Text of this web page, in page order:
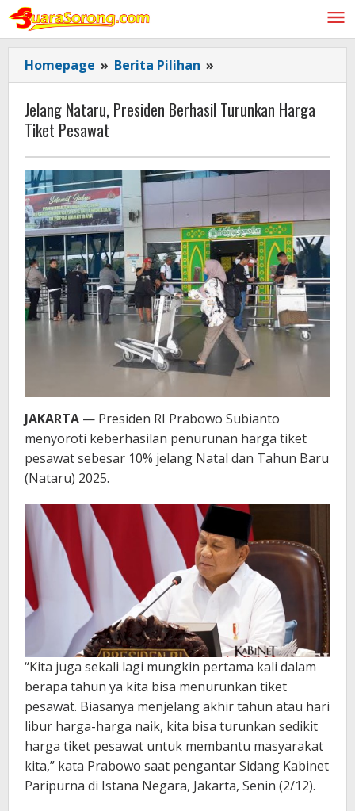
Lewati
konten
Homepage » Berita Pilihan »
Nataru,
Presiden
Berhasil
Harga
Tiket
Pesawat
Jelang Nataru, Presiden Berhasil Turunkan Harga
Tiket Pesawat
JAKARTA — Presiden RI Prabowo Subianto
menyoroti keberhasilan penurunan harga tiket
pesawat sebesar 10% jelang Natal dan Tahun Baru
(Nataru) 2025.
“Kita juga sekali lagi mungkin pertama kali dalam
berapa tahun ya kita bisa menurunkan tiket
pesawat. Biasanya menjelang akhir tahun atau hari
libur harga-harga naik, kita bisa turunkan sedikit
harga tiket pesawat untuk membantu masyarakat
kita,” kata Prabowo saat pengantar Sidang Kabinet
Paripurna di Istana Negara, Jakarta, Senin (2/12).